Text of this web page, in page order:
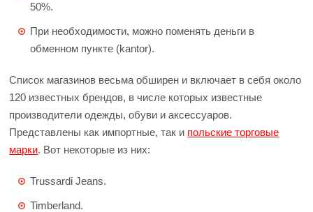
50%.
При необходимости, можно поменять деньги в
обменном пункте (kantor).
Список магазинов весьма обширен и включает в себя около
120 известных брендов, в числе которых известные
производители одежды, обуви и аксессуаров.
Представлены как импортные, так и польские торговые
марки. Вот некоторые из них:
Trussardi Jeans.
Timberland.